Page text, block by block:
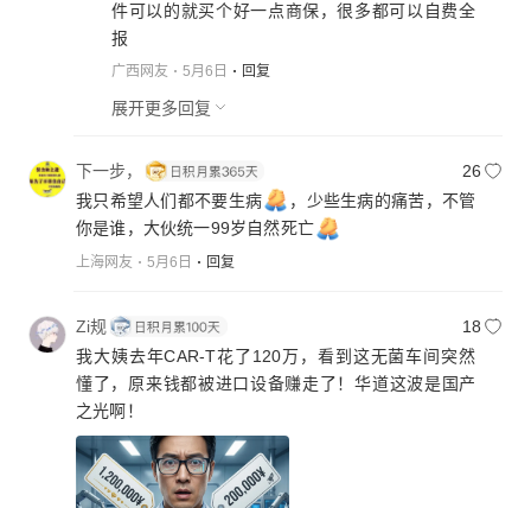
件可以的就买个好一点商保，很多都可以自费全
报
广西网友 5月6日 回复
展开更多回复
下一步，
26
我只希望人们都不要生病
，少些生病的痛苦，不管
你是谁，大伙统一99岁自然死亡
上海网友 5月6日 回复
Zi规
18
我大姨去年CAR-T花了120万，看到这无菌车间突然
懂了，原来钱都被进口设备赚走了！华道这波是国产
之光啊！